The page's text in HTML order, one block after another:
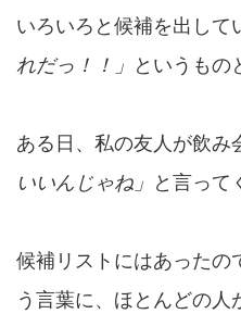
いろいろと候補を出して
れだっ！！」 というもの
ある日、私の友人が飲み
いいんじゃね」 と言って
候補リストにはあったの
う言葉に、ほとんどの人